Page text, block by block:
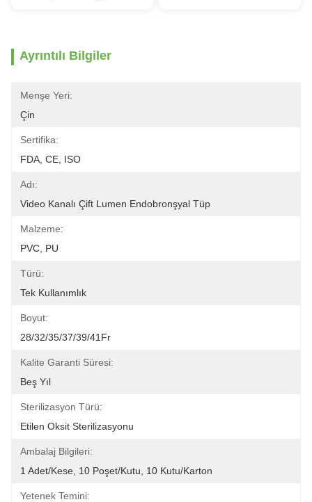
Ayrıntılı Bilgiler
Menşe Yeri:
Çin
Sertifika:
FDA, CE, ISO
Adı:
Video Kanalı Çift Lumen Endobronşyal Tüp
Malzeme:
PVC, PU
Türü:
Tek Kullanımlık
Boyut:
28/32/35/37/39/41Fr
Kalite Garanti Süresi:
Beş Yıl
Sterilizasyon Türü:
Etilen Oksit Sterilizasyonu
Ambalaj Bilgileri:
1 Adet/Kese, 10 Poşet/Kutu, 10 Kutu/Karton
Yetenek Temini: